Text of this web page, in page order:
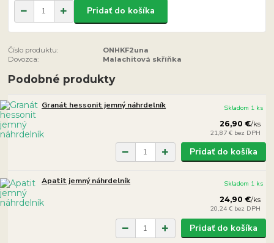
Pridať do košíka
Číslo produktu:
ONHKF2una
Dovozca:
Malachitová skříňka
Podobné produkty
Granát hessonit jemný náhrdelník
26,90 €/ks
21,87 € bez DPH
Skladom 1 ks
Pridať do košíka
Apatit jemný náhrdelník
24,90 €/ks
20,24 € bez DPH
Skladom 1 ks
Pridať do košíka